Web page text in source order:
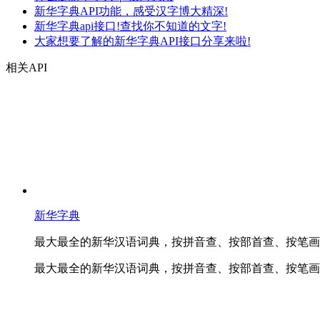
新华字典API功能，感受汉字博大精深!
新华字典api接口!查找你不知道的文字!
大家想要了解的新华字典API接口分享来啦!
相关API
新华字典
最大最全的新华汉语词典，按拼音查、按部首查、按笔
最大最全的新华汉语词典，按拼音查、按部首查、按笔